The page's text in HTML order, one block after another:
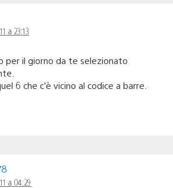
a 23:13
per il giorno da te selezionato
6 che c’è vicino al codice a barre.
a 04:29